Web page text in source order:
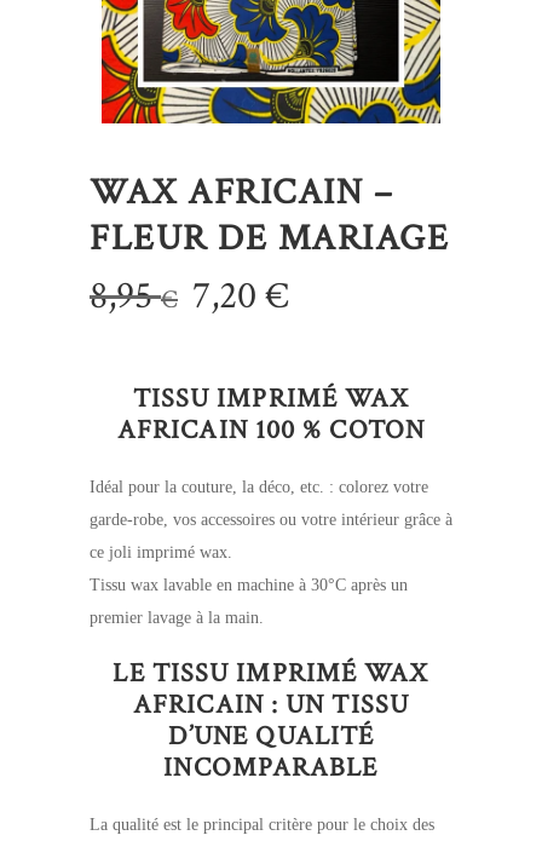
WAX AFRICAIN –
FLEUR DE MARIAGE
8,95€ Le
était :
8,95 €.
7,20€Le
actuel
est :
7,20 €.
TISSU IMPRIMÉ WAX
AFRICAIN 100 % COTON
Idéal pour la couture, la déco, etc. : colorez votre
garde-robe, vos accessoires ou votre intérieur grâce à
ce joli imprimé wax.
Tissu wax lavable en machine à 30°C après un
premier lavage à la main.
LE TISSU IMPRIMÉ WAX
AFRICAIN : UN TISSU
D’UNE QUALITÉ
INCOMPARABLE
La qualité est le principal critère pour le choix des